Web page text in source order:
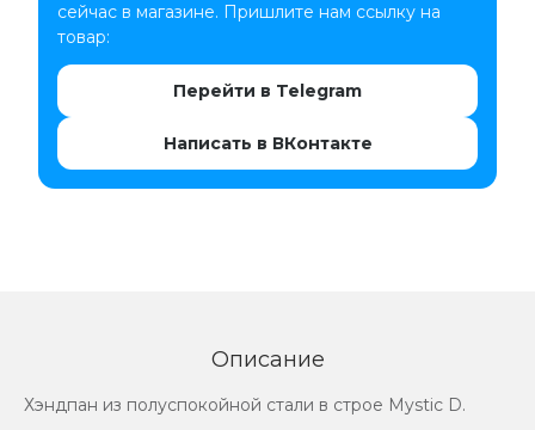
сейчас в магазине. Пришлите нам ссылку на
товар:
Перейти в Telegram
Написать в ВКонтакте
Описание
Хэндпан из полуспокойной стали в строе Mystic D.